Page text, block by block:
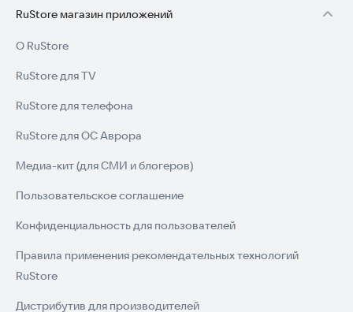
RuStore магазин приложений
О RuStore
RuStore для TV
RuStore для телефона
RuStore для ОС Аврора
Медиа-кит (для СМИ и блогеров)
Пользовательское соглашение
Конфиденциальность для пользователей
Правила применения рекомендательных технологий
RuStore
Дистрибутив для производителей